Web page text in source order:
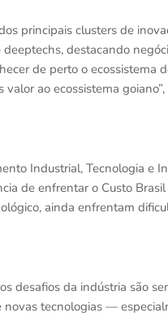
principais clusters de
destacando
de perto o ecossistema
ao ecossistema
Industrial, Tecnologia e
de enfrentar o Custo
ainda enfrentam
desafios da indústria são
novas tecnologias —